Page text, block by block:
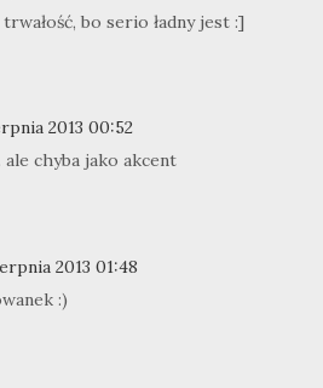
bo serio ładny jest :]
2013 00:52
ale chyba jako akcent
2013 01:48
:)